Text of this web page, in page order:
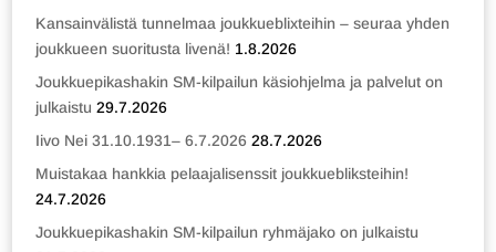
Kansainvälistä tunnelmaa joukkueblixteihin – seuraa yhden
joukkueen suoritusta livenä! 1.8.2026
Joukkuepikashakin SM-kilpailun käsiohjelma ja palvelut on
julkaistu 29.7.2026
Iivo Nei 31.10.1931– 6.7.2026 28.7.2026
Muistakaa hankkia pelaajalisenssit joukkuebliksteihin!
24.7.2026
Joukkuepikashakin SM-kilpailun ryhmäjako on julkaistu